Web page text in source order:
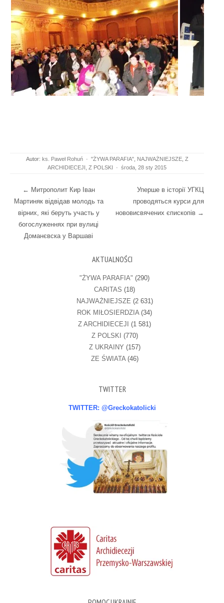
Autor: ks. Paweł Rohuń · "ŻYWA PARAFIA", NAJWAŻNIEJSZE, Z
ARCHIDIECEJI Z POLSKI · środa, 28 sty 2015
Post navigation
← Митрополит Кир Іван
Мартиняк відвідав молодь та
вірних, які беруть участь у
богослуженнях при вулиці
Доманєвска у Варшаві
Уперше в історії УГКЦ
проводяться курси для
нововисвячених єпископів →
AKTUALNOŚCI
"ŻYWA PARAFIA" (290)
CARITAS (18)
NAJWAŻNIEJSZE (2 631)
ROK MIŁOSIERDZIA (34)
Z ARCHIDIECEJI (1 581)
Z POLSKI (770)
Z UKRAINY (157)
ZE ŚWIATA(46)
TWITTER
TWITTER: @Greckokatolicki